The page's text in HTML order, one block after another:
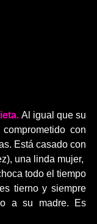
Al igual que su
con
Está casado con
una linda mujer,
todo el tiempo
tierno y siempre
a su madre. Es